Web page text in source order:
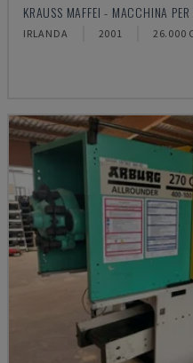
KRAUSS MAFFEI - MACCHINA
IRLANDA 2001 26.000